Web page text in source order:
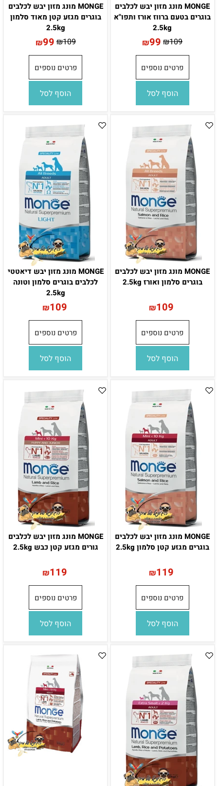
MONGE מונג מזון יבש לכלבים
בוגרים בטעם ברווז אורז ותפו"א
2.5kg
₪109
₪99
פרטים נוספים
הוסף לסל
MONGE מונג מזון יבש לכלבים
בוגרים מגזע קטן מאוד סלמון
2.5kg
₪109
₪99
פרטים נוספים
הוסף לסל
MONGE מונג מזון יבש לכלבים
בוגרים סלמון ואורז 2.5kg
₪109
פרטים נוספים
הוסף לסל
MONGE מונג מזון יבש דיאטטי
לכלבים בוגרים סלמון וטונה
2.5kg
₪109
פרטים נוספים
הוסף לסל
MONGE מונג מזון יבש לכלבים
בוגרים מגזע קטן סלמון 2.5kg
₪119
פרטים נוספים
הוסף לסל
MONGE מונג מזון יבש לכלבים
גורים מגזע קטן כבש 2.5kg
₪119
פרטים נוספים
הוסף לסל